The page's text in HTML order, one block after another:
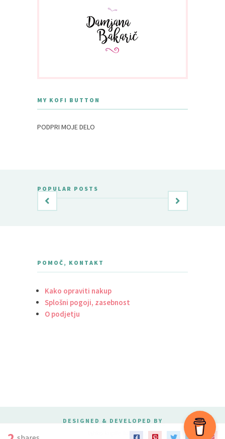
MY KOFI BUTTON
PODPRI MOJE DELO
POPULAR POSTS
POMOČ, KONTAKT
Kako opraviti nakup
Splošni pogoji, zasebnost
O podjetju
DESIGNED & DEVELOPED BY